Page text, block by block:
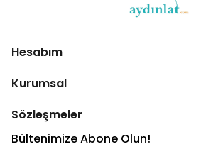
Hesabım
Kurumsal
Sözleşmeler
Bültenimize Abone Olun!